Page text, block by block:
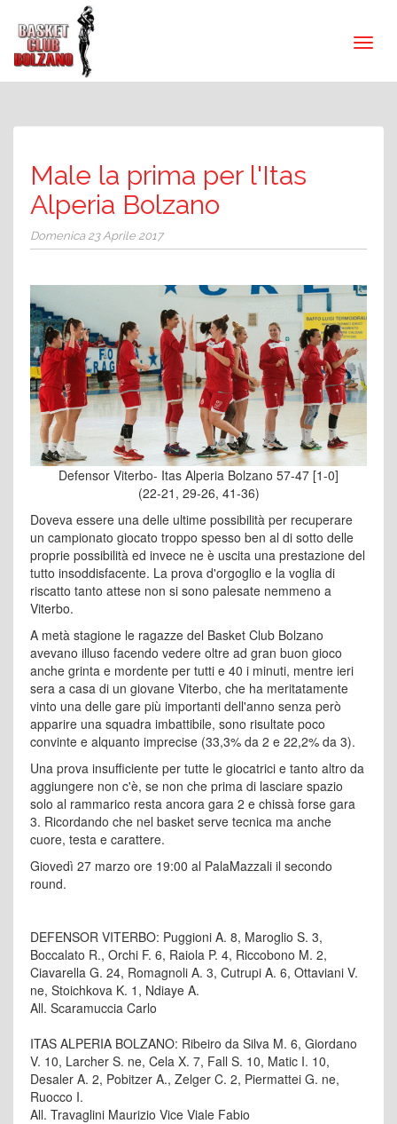
Male la prima per l'Itas
Alperia Bolzano
Domenica 23 Aprile 2017
Defensor Viterbo- Itas Alperia Bolzano 57-47 [1-0]
(22-21, 29-26, 41-36)
Doveva essere una delle ultime possibilità per recuperare
un campionato giocato troppo spesso ben al di sotto delle
proprie possibilità ed invece ne è uscita una prestazione del
tutto insoddisfacente. La prova d'orgoglio e la voglia di
riscatto tanto attese non si sono palesate nemmeno a
Viterbo.
A metà stagione le ragazze del Basket Club Bolzano
avevano illuso facendo vedere oltre ad gran buon gioco
anche grinta e mordente per tutti e 40 i minuti, mentre ieri
sera a casa di un giovane Viterbo, che ha meritatamente
vinto una delle gare più importanti dell'anno senza però
apparire una squadra imbattibile, sono risultate poco
convinte e alquanto imprecise (33,3% da 2 e 22,2% da 3).
Una prova insufficiente per tutte le giocatrici e tanto altro da
aggiungere non c'è, se non che prima di lasciare spazio
solo al rammarico resta ancora gara 2 e chissà forse gara
3. Ricordando che nel basket serve tecnica ma anche
cuore, testa e carattere.
Giovedì 27 marzo ore 19:00 al PalaMazzali il secondo
round.
DEFENSOR VITERBO: Puggioni A. 8, Maroglio S. 3,
Boccalato R., Orchi F. 6, Raiola P. 4, Riccobono M. 2,
Ciavarella G. 24, Romagnoli A. 3, Cutrupi A. 6, Ottaviani V.
ne, Stoichkova K. 1, Ndiaye A.
All. Scaramuccia Carlo
ITAS ALPERIA BOLZANO: Ribeiro da Silva M. 6, Giordano
V. 10, Larcher S. ne, Cela X. 7, Fall S. 10, Matic I. 10,
Desaler A. 2, Pobitzer A., Zelger C. 2, Piermattei G. ne,
Ruocco I.
All. Travaglini Maurizio Vice Viale Fabio